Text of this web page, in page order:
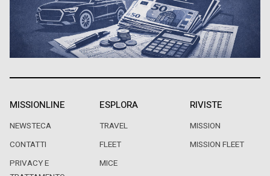
MISSIONLINE
NEWSTECA
CONTATTI
PRIVACY E
ESPLORA
TRAVEL
FLEET
MICE
RIVISTE
MISSION
MISSION FLEET